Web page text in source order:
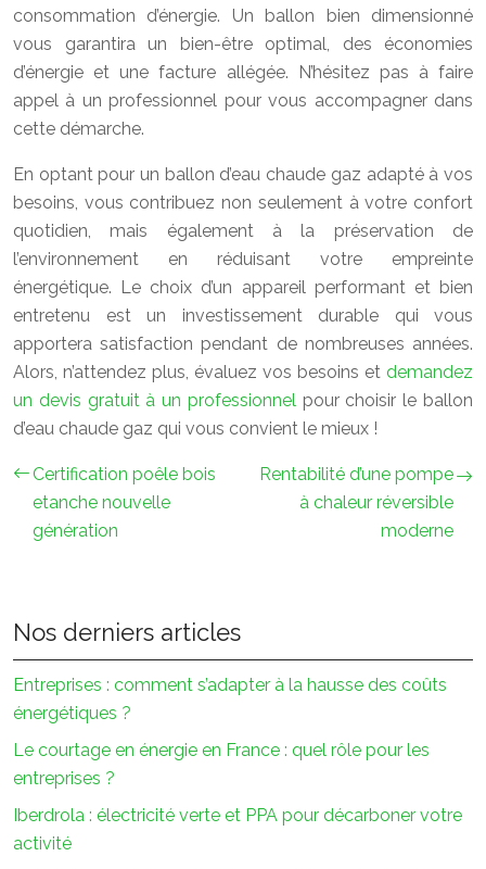
consommation d’énergie. Un ballon bien dimensionné
vous garantira un bien-être optimal, des économies
d’énergie et une facture allégée. N’hésitez pas à faire
appel à un professionnel pour vous accompagner dans
cette démarche.
En optant pour un ballon d’eau chaude gaz adapté à vos
besoins, vous contribuez non seulement à votre confort
quotidien, mais également à la préservation de
l’environnement en réduisant votre empreinte
énergétique. Le choix d’un appareil performant et bien
entretenu est un investissement durable qui vous
apportera satisfaction pendant de nombreuses années.
Alors, n’attendez plus, évaluez vos besoins et demandez
un devis gratuit à un professionnel pour choisir le ballon
d’eau chaude gaz qui vous convient le mieux !
Certification poêle bois
etanche nouvelle
génération
Rentabilité d’une pompe
à chaleur réversible
moderne
Nos derniers articles
Entreprises : comment s’adapter à la hausse des coûts
énergétiques ?
Le courtage en énergie en France : quel rôle pour les
entreprises ?
Iberdrola : électricité verte et PPA pour décarboner votre
activité